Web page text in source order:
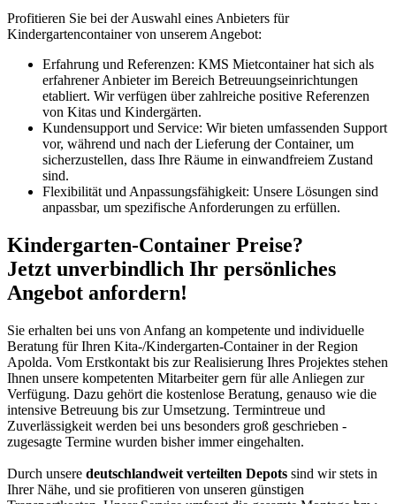
Profitieren Sie bei der Auswahl eines Anbieters für
Kindergartencontainer von unserem Angebot:
Erfahrung und Referenzen: KMS Mietcontainer hat sich als
erfahrener Anbieter im Bereich Betreuungseinrichtungen
etabliert. Wir verfügen über zahlreiche positive Referenzen
von Kitas und Kindergärten.
Kundensupport und Service: Wir bieten umfassenden Support
vor, während und nach der Lieferung der Container, um
sicherzustellen, dass Ihre Räume in einwandfreiem Zustand
sind.
Flexibilität und Anpassungsfähigkeit: Unsere Lösungen sind
anpassbar, um spezifische Anforderungen zu erfüllen.
Kindergarten-Container Preise?
Jetzt unverbindlich Ihr persönliches
Angebot anfordern!
Sie erhalten bei uns von Anfang an kompetente und individuelle
Beratung für Ihren Kita-/Kindergarten-Container in der Region
Apolda. Vom Erstkontakt bis zur Realisierung Ihres Projektes stehen
Ihnen unsere kompetenten Mitarbeiter gern für alle Anliegen zur
Verfügung. Dazu gehört die kostenlose Beratung, genauso wie die
intensive Betreuung bis zur Umsetzung. Termintreue und
Zuverlässigkeit werden bei uns besonders groß geschrieben -
zugesagte Termine wurden bisher immer eingehalten.
Durch unsere deutschlandweit verteilten Depots sind wir stets in
Ihrer Nähe, und sie profitieren von unseren günstigen